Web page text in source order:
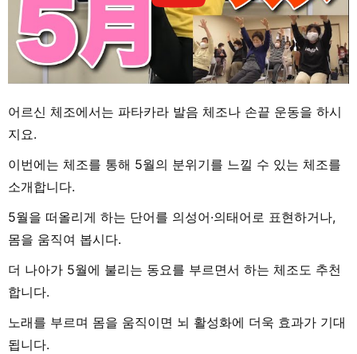
어르신 체조에서는 파타카라 발음 체조나 손끝 운동을 하시
지요.
이번에는 체조를 통해 5월의 분위기를 느낄 수 있는 체조를
소개합니다.
5월을 떠올리게 하는 단어를 의성어·의태어로 표현하거나,
몸을 움직여 봅시다.
더 나아가 5월에 불리는 동요를 부르면서 하는 체조도 추천
합니다.
노래를 부르며 몸을 움직이면 뇌 활성화에 더욱 효과가 기대
됩니다.